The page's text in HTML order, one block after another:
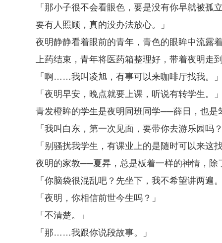
「那小子很不会看眼色，要是没有你早就被
要有人照顾，真的没办法放心。」
夜明静静看着眼前的青年，青色的眼眸中流露
上药结束，青年将医药箱整理好，带着夜明走
「啊……我叫凌旭，有事可以来咖啡厅找我。
「夜明早安，晚点就要上课，听说有转学生。
青发橙眸的学生是夜明同班同学──薛日，也
「我叫白东，第一次见面，要带你去游乐园
「别骚扰我学生，有课业上的是随时可以来
夜明的家教──夏昇，总是板着一样的神情，除
「你脑袋很混乱吧？先坐下，我不希望讲两遍
「夜明，你相信前世今生吗？」
「不清楚。」
「那……我跟你说段故事。」